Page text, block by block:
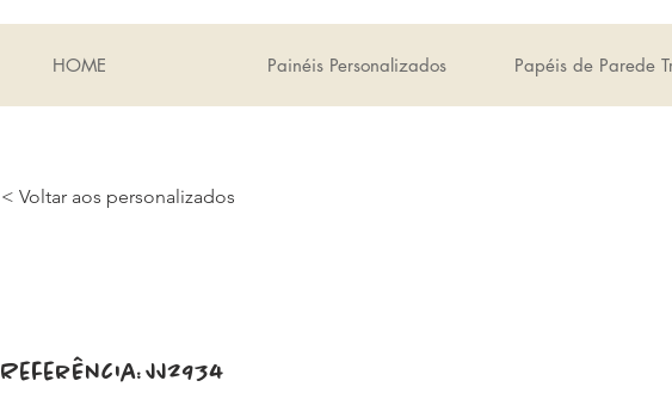
HOME Painéis Personalizados Papéis de Parede
< Voltar aos personalizados
Referência: JJ2934